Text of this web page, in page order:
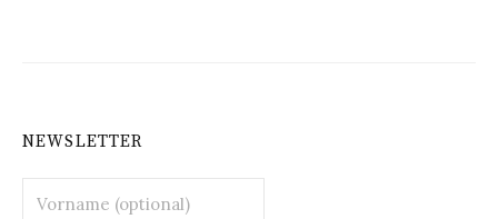
NEWSLETTER